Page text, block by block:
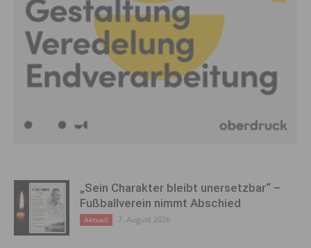
„Sein Charakter bleibt unersetzbar“ –
Fußballverein nimmt Abschied
Aktuell 7. August 2026